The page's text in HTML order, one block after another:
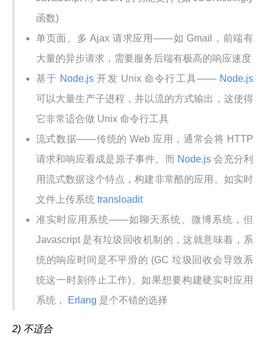
函数)
单页面、多 Ajax 请求应用——如 Gmail，前端有
大量的异步请求，需要服务后端有极高的响应速度
基于 Node.js开发 Unix 命令行工具——Node.js
可以大量生产子进程，并以流的方式输出，这使得
它非常适合做 Unix 命令行工具
流式数据——传统的 Web 应用，通常会将 HTTP
请求和响应看成是原子事件。而 Node.js会充分利
用流式数据这个特点，构建非常酷的应用。如实时
文件上传系统transloadit
准实时应用系统——如聊天系统、微博系统，但
Javascript 是有垃圾回收机制的，这就意味着，系
统的响应时间是不平滑的 (GC 垃圾回收会导致系
统这一时刻停止工作)。如果想要构建硬实时应用
系统，
Erlang 是个不错的选择
2) 不适合